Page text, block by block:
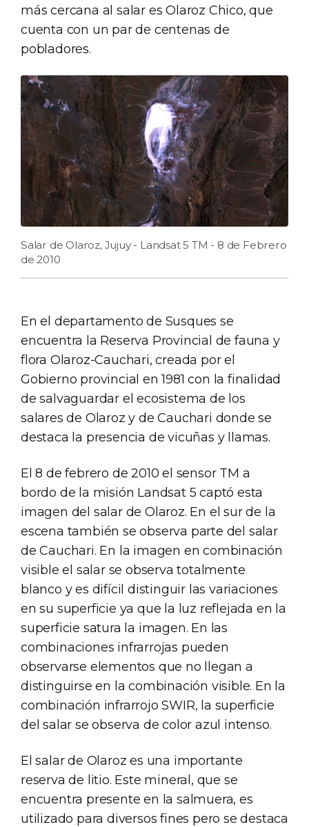
más cercana al salar es Olaroz Chico, que
cuenta con un par de centenas de
pobladores.
Salar de Olaroz, Jujuy - Landsat 5 TM - 8 de Febrero
de 2010
En el departamento de Susques se
encuentra la Reserva Provincial de fauna y
flora Olaroz-Cauchari, creada por el
Gobierno provincial en 1981 con la finalidad
de salvaguardar el ecosistema de los
salares de Olaroz y de Cauchari donde se
destaca la presencia de vicuñas y llamas.
El 8 de febrero de 2010 el sensor TM a
bordo de la misión Landsat 5 captó esta
imagen del salar de Olaroz. En el sur de la
escena también se observa parte del salar
de Cauchari. En la imagen en combinación
visible el salar se observa totalmente
blanco y es difícil distinguir las variaciones
en su superficie ya que la luz reflejada en la
superficie satura la imagen. En las
combinaciones infrarrojas pueden
observarse elementos que no llegan a
distinguirse en la combinación visible. En la
combinación infrarrojo SWIR, la superficie
del salar se observa de color azul intenso.
El salar de Olaroz es una importante
reserva de litio. Este mineral, que se
encuentra presente en la salmuera, es
utilizado para diversos fines pero se destaca